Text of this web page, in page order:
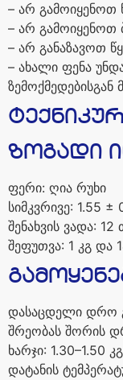
– არ გამოიყენოთ
– არ გამოიყენოთ
– არ განაზავოთ
– ახალი ფენა
ზემოქმედებისგან
ზოგადი
ფერი: ღია რუხი
სიმკვრივე: 1.55 ±
შენახვის ვადა: 12
შეფუთვა: 1 კგ და
დასაცდელი დრო
შრეობას შორის
ხარჯი: 1.30–1.50 კგ
დატანის